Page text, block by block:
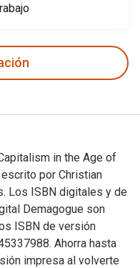
in the Age of
por Christian
Los ISBN digitales y de
Demagogue son
ISBN de versión
Ahorra hasta
impresa al volverte